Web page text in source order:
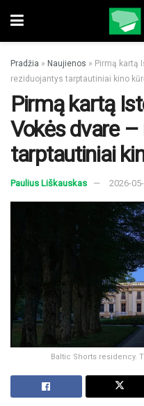
Pradžia » Naujienos » Pirmą kartą
reziduojantys tarptautiniai kino
Pirmą kartą
Vokės dvare
tarptautiniai
Paulius Liškauskas 2026-
Baltic Shorts residency.